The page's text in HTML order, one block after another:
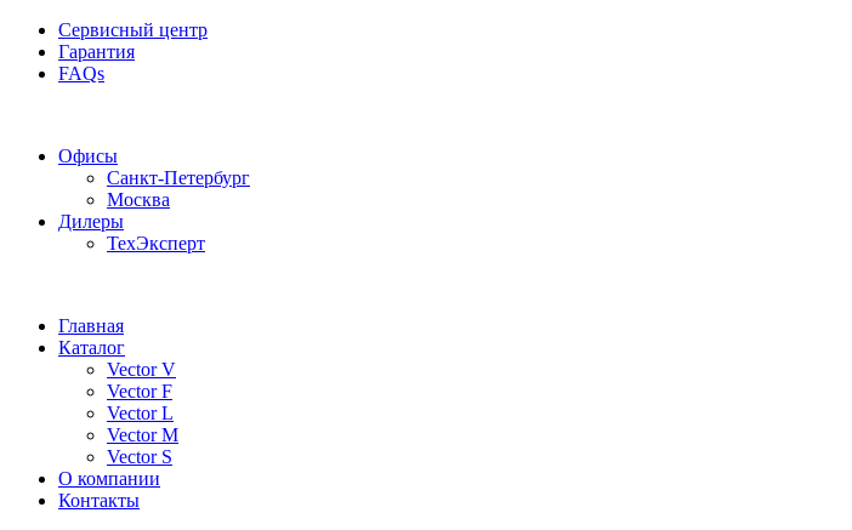
Сервисный центр
Гарантия
FAQs
Офисы
Санкт-Петербург
Москва
Дилеры
ТехЭксперт
Главная
Каталог
Vector V
Vector F
Vector L
Vector M
Vector S
О компании
Контакты